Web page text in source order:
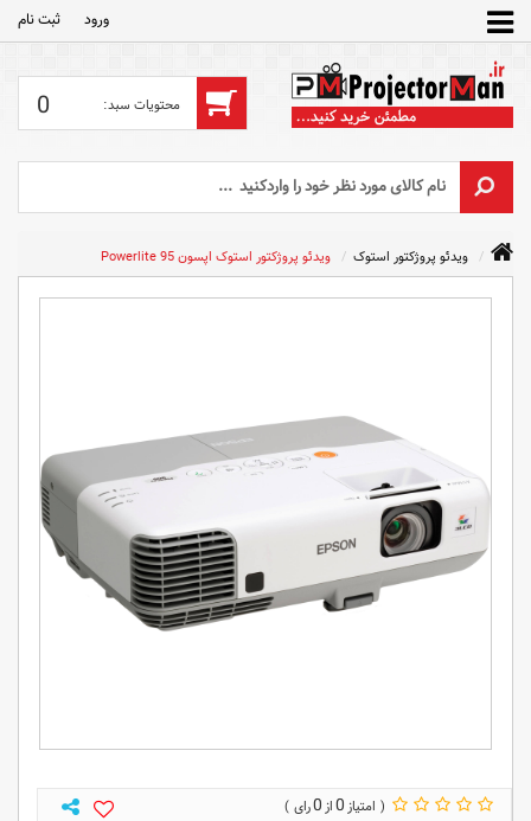
ورود ثبت‌ نام
0
ویدئو پروژکتور استوک ویدئو پروژکتور استوک اپسون Powerlite 95
0
0